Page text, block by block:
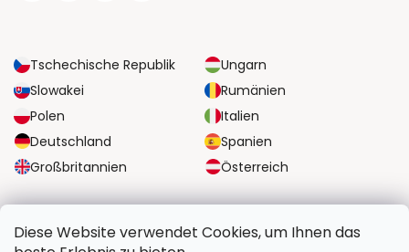
Diese Website verwendet Cookies, um Ihnen das
Tschechische Republik
Ungarn
Slowakei
Rumänien
Polen
Italien
Deutschland
Spanien
Großbritannien
Österreich